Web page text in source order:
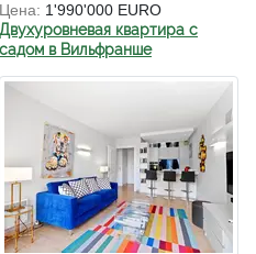
Цена: 1'990'000 EURO
Двухуровневая квартира с
садом в Вильфранше